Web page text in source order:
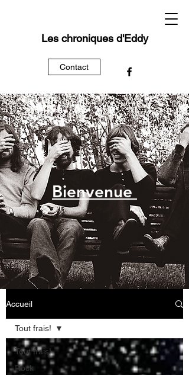
Les chroniques d'Eddy
Contact
Bienvenue
Accueil
Tout frais!
Rock
Tout frais!